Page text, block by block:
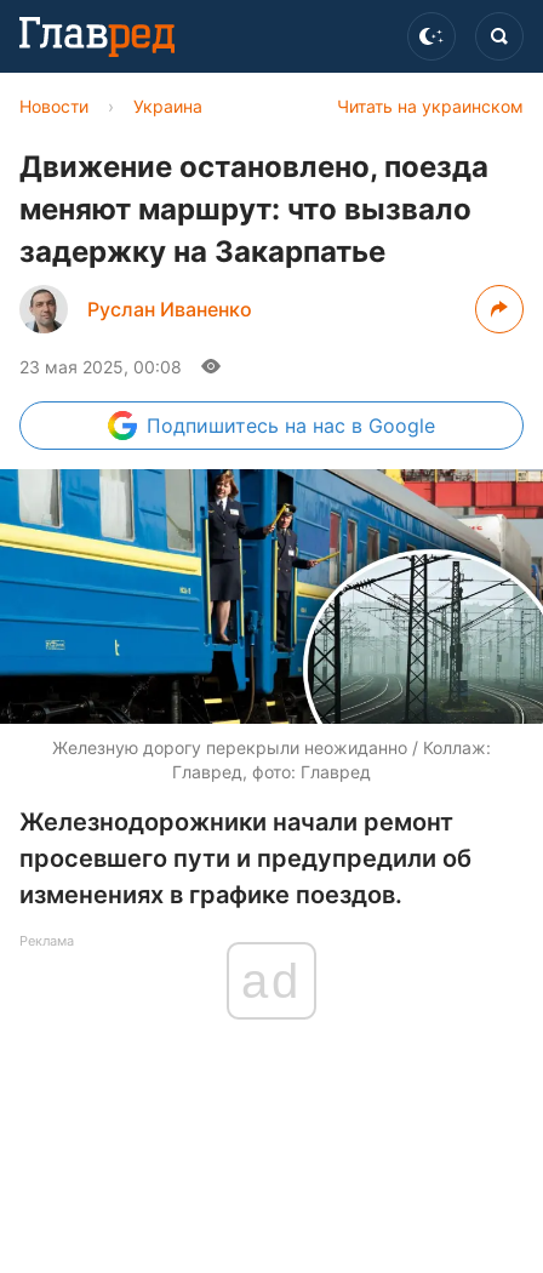
Читать на украинском
Новости › Украина
Движение остановлено, поезда
меняют маршрут: что вызвало
задержку на Закарпатье
Руслан Иваненко
23 мая 2025, 00:08
Подпишитесь на нас в Google
Железную дорогу перекрыли неожиданно / Коллаж:
Главред, фото: Главред
Железнодорожники начали ремонт
просевшего пути и предупредили об
изменениях в графике поездов.
Реклама
ad